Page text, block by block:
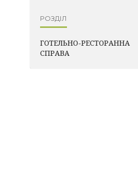
РОЗДІЛ
ГОТЕЛЬНО-РЕСТОРАННА
СПРАВА